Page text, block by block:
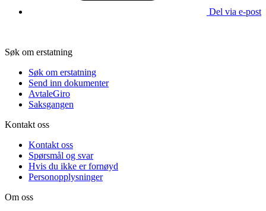
Del via e-post
Søk om erstatning
Søk om erstatning
Send inn dokumenter
AvtaleGiro
Saksgangen
Kontakt oss
Kontakt oss
Spørsmål og svar
Hvis du ikke er fornøyd
Personopplysninger
Om oss